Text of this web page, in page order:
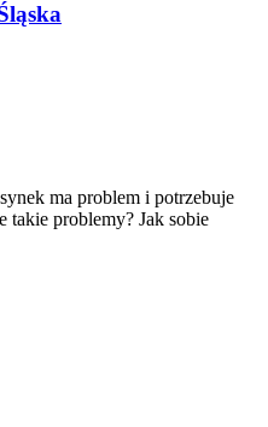
ma problem i potrzebuje
takie problemy? Jak sobie